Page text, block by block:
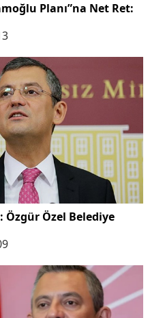
Planı”na Net Ret:
Özgür Özel Belediye